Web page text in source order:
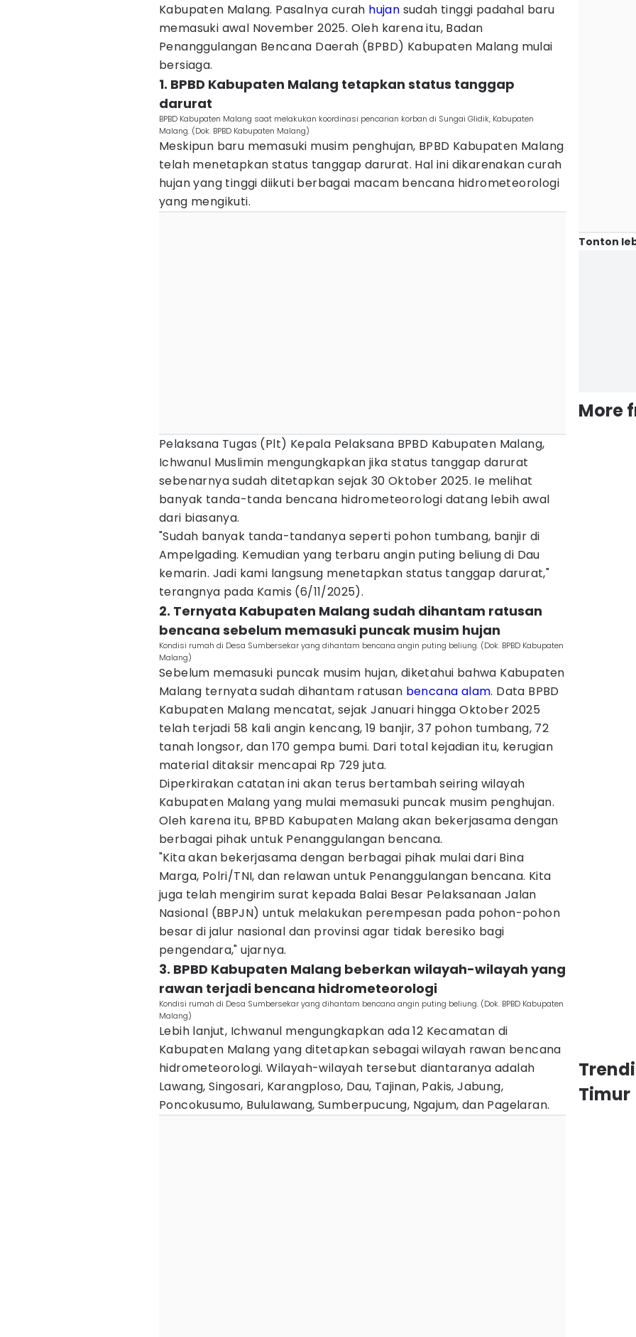
Kabupaten Malang. Pasalnya curah hujan sudah tinggi padahal baru
memasuki awal November 2025. Oleh karena itu, Badan
Penanggulangan Bencana Daerah (BPBD) Kabupaten Malang mulai
bersiaga.
1. BPBD Kabupaten Malang tetapkan status tanggap
darurat
BPBD Kabupaten Malang saat melakukan koordinasi pencarian korban di Sungai Glidik, Kabupaten
Malang. (Dok. BPBD Kabupaten Malang)
Meskipun baru memasuki musim penghujan, BPBD Kabupaten Malang
telah menetapkan status tanggap darurat. Hal ini dikarenakan curah
hujan yang tinggi diikuti berbagai macam bencana hidrometeorologi
yang mengikuti.
Pelaksana Tugas (Plt) Kepala Pelaksana BPBD Kabupaten Malang,
Ichwanul Muslimin mengungkapkan jika status tanggap darurat
sebenarnya sudah ditetapkan sejak 30 Oktober 2025. Ie melihat
banyak tanda-tanda bencana hidrometeorologi datang lebih awal
dari biasanya.
"Sudah banyak tanda-tandanya seperti pohon tumbang, banjir di
Ampelgading. Kemudian yang terbaru angin puting beliung di Dau
kemarin. Jadi kami langsung menetapkan status tanggap darurat,"
terangnya pada Kamis (6/11/2025).
2. Ternyata Kabupaten Malang sudah dihantam ratusan
bencana sebelum memasuki puncak musim hujan
Kondisi rumah di Desa Sumbersekar yang dihantam bencana angin puting beliung. (Dok. BPBD Kabupaten
Malang)
Sebelum memasuki puncak musim hujan, diketahui bahwa Kabupaten
Malang ternyata sudah dihantam ratusan bencana alam. Data BPBD
Kabupaten Malang mencatat, sejak Januari hingga Oktober 2025
telah terjadi 58 kali angin kencang, 19 banjir, 37 pohon tumbang, 72
tanah longsor, dan 170 gempa bumi. Dari total kejadian itu, kerugian
material ditaksir mencapai Rp 729 juta.
Diperkirakan catatan ini akan terus bertambah seiring wilayah
Kabupaten Malang yang mulai memasuki puncak musim penghujan.
Oleh karena itu, BPBD Kabupaten Malang akan bekerjasama dengan
berbagai pihak untuk Penanggulangan bencana.
"Kita akan bekerjasama dengan berbagai pihak mulai dari Bina
Marga, Polri/TNI, dan relawan untuk Penanggulangan bencana. Kita
juga telah mengirim surat kepada Balai Besar Pelaksanaan Jalan
Nasional (BBPJN) untuk melakukan perempesan pada pohon-pohon
besar di jalur nasional dan provinsi agar tidak beresiko bagi
pengendara," ujarnya.
3. BPBD Kabupaten Malang beberkan wilayah-wilayah yang
rawan terjadi bencana hidrometeorologi
Kondisi rumah di Desa Sumbersekar yang dihantam bencana angin puting beliung. (Dok. BPBD Kabupaten
Malang)
Lebih lanjut, Ichwanul mengungkapkan ada 12 Kecamatan di
Kabupaten Malang yang ditetapkan sebagai wilayah rawan bencana
hidrometeorologi. Wilayah-wilayah tersebut diantaranya adalah
Lawang, Singosari, Karangploso, Dau, Tajinan, Pakis, Jabung,
Poncokusumo, Bululawang, Sumberpucung, Ngajum, dan Pagelaran.
Tonton
More
Timur